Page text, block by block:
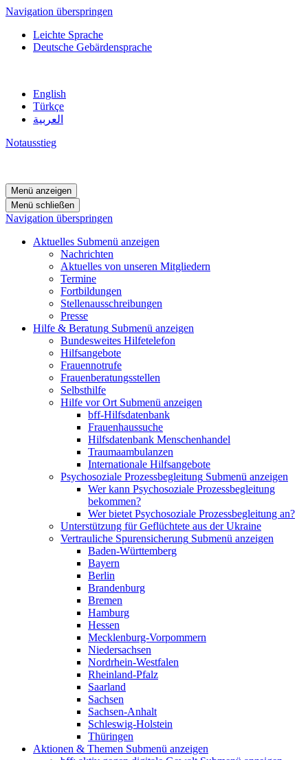
Navigation überspringen
Leichte Sprache
Deutsche Gebärdensprache
English
Türkçe
العربية
Notausstieg
Menü anzeigen
Menü schließen
Navigation überspringen
Aktuelles Submenü anzeigen
Nachrichten
Aktuelles von unseren Mitgliedern
Termine
Fortbildungen
Stellenausschreibungen
Presse
Hilfe & Beratung Submenü anzeigen
Bundesweites Hilfetelefon
Hilfsangebote
Frauennotrufe
Frauenberatungsstellen
Selbsthilfe
Hilfe vor Ort Submenü anzeigen
bff-Hilfsdatenbank
Frauenhaussuche
Hilfsdatenbank Menschenhandel
Traumaambulanzen
Internationale Hilfsangebote
Psychosoziale Prozessbegleitung Submenü anzeigen
Wer kann Psychosoziale Prozessbegleitung
bekommen?
Wer bietet Psychosoziale Prozessbegleitung an?
Unterstützung für Geflüchtete aus der Ukraine
Vertrauliche Spurensicherung Submenü anzeigen
Baden-Württemberg
Bayern
Berlin
Brandenburg
Bremen
Hamburg
Hessen
Mecklenburg-Vorpommern
Niedersachsen
Nordrhein-Westfalen
Rheinland-Pfalz
Saarland
Sachsen
Sachsen-Anhalt
Schleswig-Holstein
Thüringen
Aktionen & Themen Submenü anzeigen